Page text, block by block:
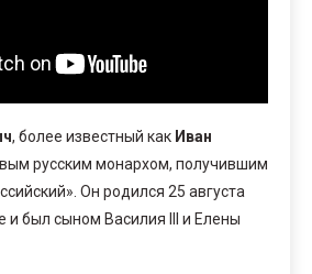
, более известный как Иван
русским монархом, получившим
Он родился 25 августа
и был сыном Василия III и Елены